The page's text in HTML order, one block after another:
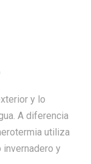
y lo
A diferencia
utiliza
y